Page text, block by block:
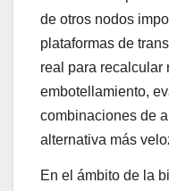
de otros nodos
plataformas de
real para recalcular
embotellamiento,
combinaciones de
alternativa más
En el ámbito de la